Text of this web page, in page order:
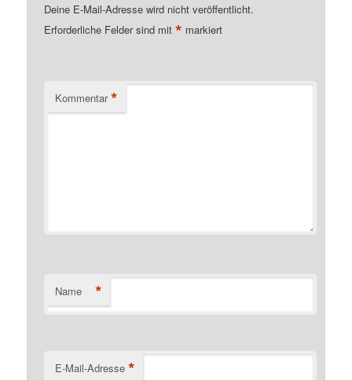
Deine E-Mail-Adresse wird nicht veröffentlicht.
Erforderliche Felder sind mit* markiert
Kommentar *
Name *
E-Mail-Adresse *